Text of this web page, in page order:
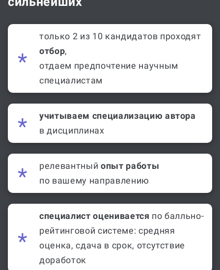
только 2 из 10 кандидатов проходят
отбор,
отдаем предпочтение научным
специалистам
учитываем специализацию автора
в дисциплинах
релевантный опыт работы
по вашему направлению
специалист оценивается по балльно-
рейтинговой системе: средняя
оценка, сдача в срок, отсутствие
доработок